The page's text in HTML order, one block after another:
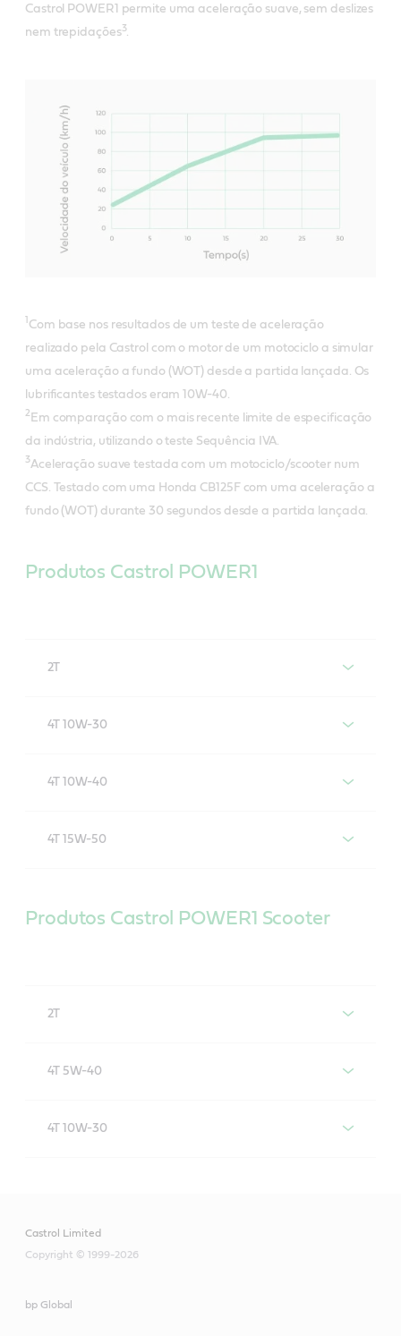
Castrol POWER1 permite uma aceleração suave, sem deslizes
nem trepidações3.
Com base nos resultados de um teste de aceleração
realizado pela Castrol com o motor de um motociclo a simular
uma aceleração a fundo (WOT) desde a partida lançada. Os
lubrificantes testados eram 10W-40.
2 Em comparação com o mais recente limite de especificação
da indústria, utilizando o teste Sequência IVA.
3Aceleração suave testada com um motociclo/scooter num
CCS. Testado com uma Honda CB125F com uma aceleração a
fundo (WOT) durante 30 segundos desde a partida lançada.
Produtos Castrol POWER1
2T
4T 10W-30
JASO MA-2
Recursos úteis
4T 10W-40
API SN
4T 15W-50
Produtos Castrol POWER1 Scooter
2T
4T 5W-40
4T 10W-30
Castrol Limited
Copyright © 1999-2026
bp Global